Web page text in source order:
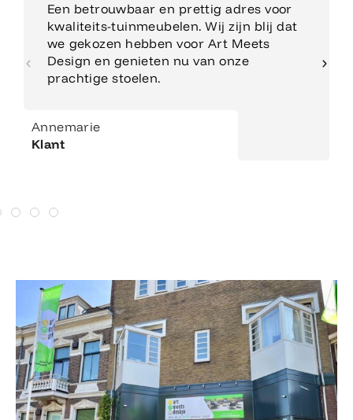
Een betrouwbaar en prettig adres voor
kwaliteits-tuinmeubelen. Wij zijn blij dat
we gekozen hebben voor Art Meets
Design en genieten nu van onze
prachtige stoelen.
Annemarie
Klant